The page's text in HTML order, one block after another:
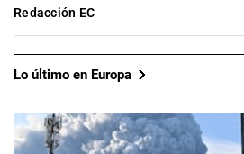
Redacción EC
Lo último en Europa